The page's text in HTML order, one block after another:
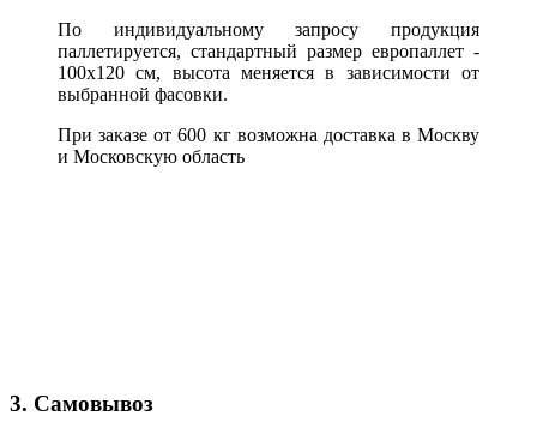
По индивидуальному запросу продукция
паллетируется, стандартный размер европаллет -
100х120 см, высота меняется в зависимости от
выбранной фасовки.
При заказе от 600 кг возможна доставка в Москву
и Московскую область
3. Самовывоз